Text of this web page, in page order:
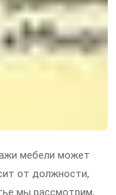
мебели может
от должности,
мы рассмотрим,